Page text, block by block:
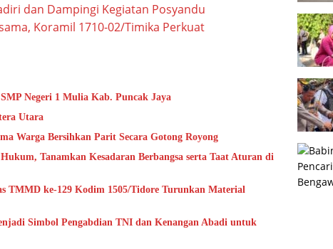
dan Dampingi Kegiatan Posyandu
Koramil 1710-02/Timika Perkuat
Negeri 1 Mulia Kab. Puncak Jaya
Utara
Warga Bersihkan Parit Secara Gotong Royong
Tanamkan Kesadaran Berbangsa serta Taat Aturan di
TMMD ke-129 Kodim 1505/Tidore Turunkan Material
Simbol Pengabdian TNI dan Kenangan Abadi untuk